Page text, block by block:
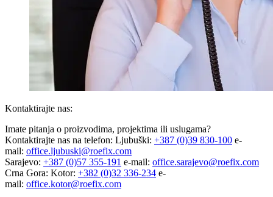
Kontaktirajte nas:
Imate pitanja o proizvodima, projektima ili uslugama?
Kontaktirajte nas na telefon: Ljubuški: +387 (0)39 830-100 e-
mail: office.ljubuski@roefix.com
Sarajevo: +387 (0)57 355-191 e-mail: office.sarajevo@roefix.com
Crna Gora: Kotor: +382 (0)32 336-234 e-
mail: office.kotor@roefix.com